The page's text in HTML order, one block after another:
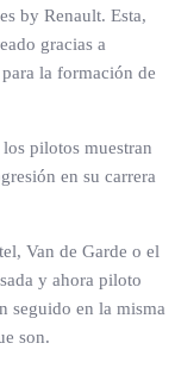
by Renault. Esta,
gracias a
la formación de
pilotos muestran
en su carrera
Van de Garde o el
y ahora piloto
seguido en la misma
son.